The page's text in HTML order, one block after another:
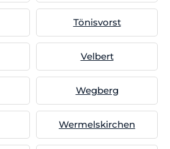
Tönisvorst
Velbert
Wegberg
Wermelskirchen